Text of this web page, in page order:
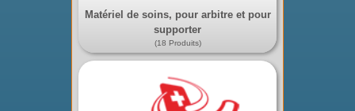
Matériel de soins, pour arbitre et pour
supporter
(18 Produits)